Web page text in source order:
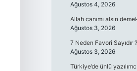
Ağustos 4, 2026
Allah canımı alsın
Ağustos 3, 2026
7 Neden Favori Sayıdır ?
Ağustos 3, 2026
Türkiye’de ünlü